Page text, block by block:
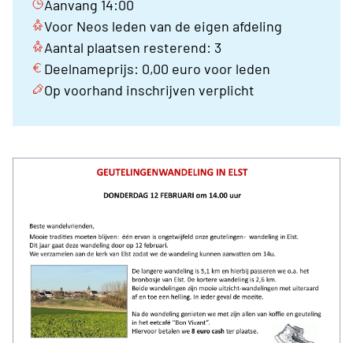
Aanvang 14:00
Voor Neos leden van de eigen afdeling
Aantal plaatsen resterend: 3
Deelnameprijs: 0,00 euro voor leden
Op voorhand inschrijven verplicht